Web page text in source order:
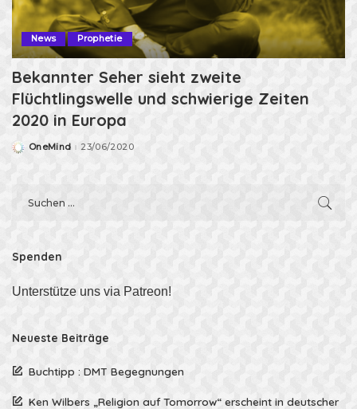
News Prophetie
Bekannter Seher sieht zweite
Flüchtlingswelle und schwierige Zeiten
2020 in Europa
PostedOneMind 23/06/2020
Spenden
Unterstütze uns via Patreon!
Neueste Beiträge
Buchtipp : DMT Begegnungen
Ken Wilbers „Religion auf Tomorrow“ erscheint in deutscher